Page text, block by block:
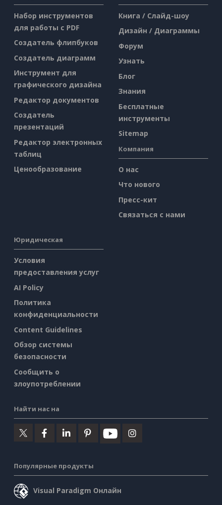
Набор инструментов
для работы с PDF
Создатель флипбуков
Создатель диаграмм
Инструмент для
графического дизайна
Редактор документов
Создатель
презентаций
Редактор электронных
таблиц
Ценообразование
Книга / Слайд-шоу
Дизайн / Диаграммы
Форум
Узнать
Блог
Знания
Бесплатные
инструменты
Sitemap
Компания
О нас
Что нового
Пресс-кит
Связаться с нами
Юридическая
Условия
предоставления услуг
AI Policy
Политика
конфиденциальности
Content Guidelines
Обзор системы
безопасности
Сообщить о
злоупотреблении
Найти нас на
Популярные продукты
Visual Paradigm Онлайн